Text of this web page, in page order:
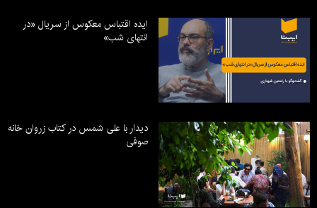
ایده اقتباس معکوس از سریال «در
انتهای شب»
دیدار با علی شمس در کتاب زروان خانه
صوفی